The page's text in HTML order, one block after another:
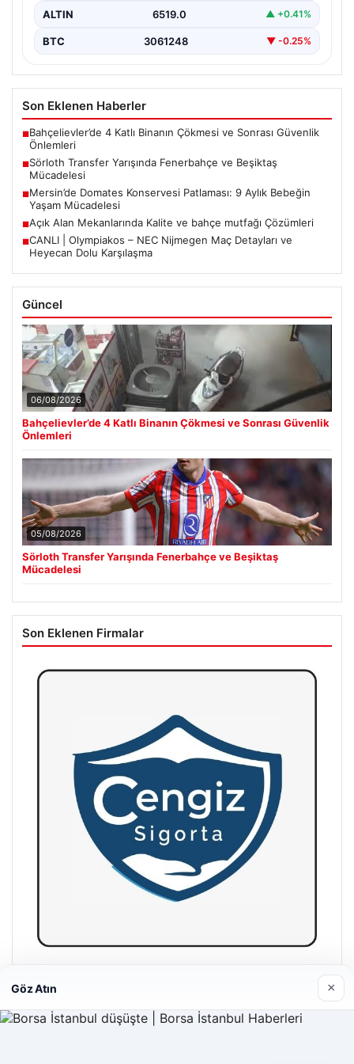
ALTIN 6519.0 ▲ +0.41%
BTC 3061248 ▼ -0.25%
Son Eklenen Haberler
■Bahçelievler’de 4 Katlı Binanın Çökmesi ve Sonrası Güvenlik
Önlemleri
■Sörloth Transfer Yarışında Fenerbahçe ve Beşiktaş
Mücadelesi
■Mersin’de Domates Konservesi Patlaması: 9 Aylık Bebeğin
Yaşam Mücadelesi
■Açık Alan Mekanlarında Kalite ve bahçe mutfağı Çözümleri
■CANLI | Olympiakos – NEC Nijmegen Maç Detayları ve
Heyecan Dolu Karşılaşma
Güncel
06/08/2026
Bahçelievler’de 4 Katlı Binanın Çökmesi ve Sonrası Güvenlik
Önlemleri
05/08/2026
Sörloth Transfer Yarışında Fenerbahçe ve Beşiktaş
Mücadelesi
Son Eklenen Firmalar
Hastaş Beton
Göz Atın ×